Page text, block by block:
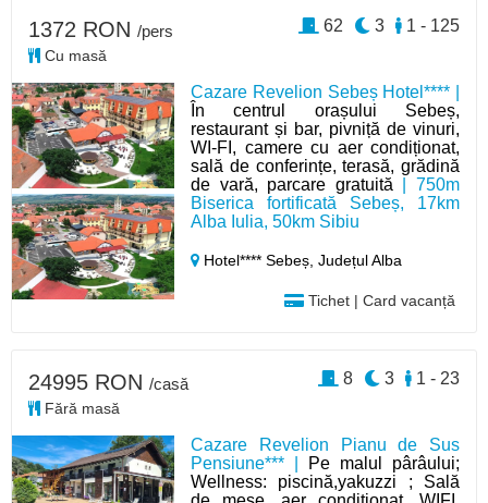
Cazare Revelion Sebeș Hotel**** |
În centrul orașului Sebeș,
restaurant și bar, pivniță de vinuri,
WI-FI, camere cu aer condiționat,
sală de conferințe, terasă, grădină
de vară, parcare gratuită | 750m
Biserica fortificată Sebeș, 17km
Alba Iulia, 50km Sibiu
Hotel**** Sebeș,Județul Alba
Tichet | Card vacanță
1372 RON /pers
Cu masă
1 - 125
3
62
Cazare Revelion Pianu de Sus
Pensiune*** |
Pe malul pârâului;
Wellness: piscină,yakuzzi ; Sală
24995 RON /casă
Fără masă
1 - 23
3
8